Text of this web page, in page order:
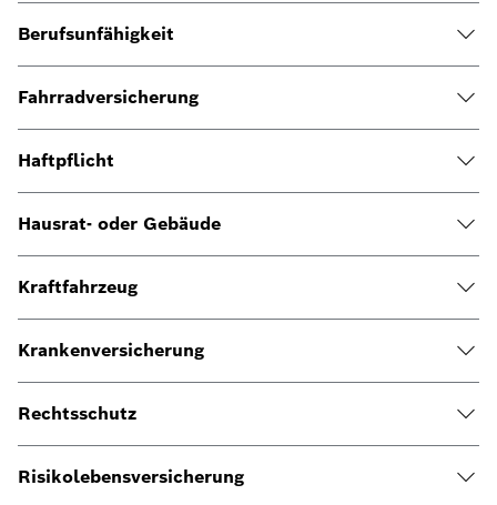
Berufsunfähigkeit
Fahrradversicherung
Haftpflicht
Hausrat- oder Gebäude
Kraftfahrzeug
Krankenversicherung
Rechtsschutz
Risikolebensversicherung